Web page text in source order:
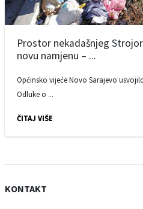
Prostor nekadašnjeg
novu namjenu – ...
Općinsko vijeće Novo Sarajevo
Odluke o ...
ČITAJ VIŠE
KONTAKT